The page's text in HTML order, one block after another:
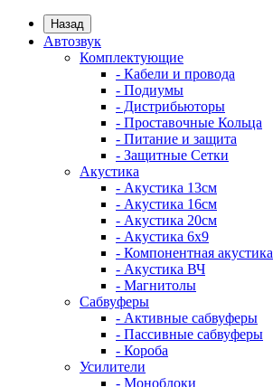
Назад
Автозвук
Комплектующие
- Кабели и провода
- Подиумы
- Дистрибьюторы
- Проставочные Кольца
- Питание и защита
- Защитные Сетки
Акустика
- Акустика 13см
- Акустика 16см
- Акустика 20см
- Акустика 6x9
- Компонентная акустика
- Акустика ВЧ
- Магнитолы
Сабвуферы
- Активные сабвуферы
- Пассивные сабвуферы
- Короба
Усилители
- Моноблоки